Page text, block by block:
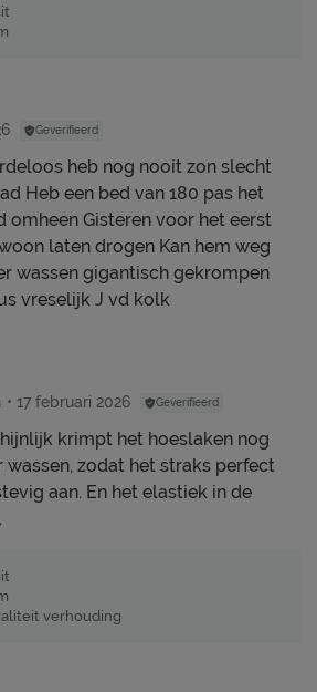
Geverifieerd
heb nog nooit zon slecht
Heb een bed van 180 pas het
omheen Gisteren voor het eerst
laten drogen Kan hem weg
wassen gigantisch gekrompen
vreselijk J vd kolk
17 februari 2026 Geverifieerd
krimpt het hoeslaken nog
wassen, zodat het straks perfect
aan. En het elastiek in de
verhouding